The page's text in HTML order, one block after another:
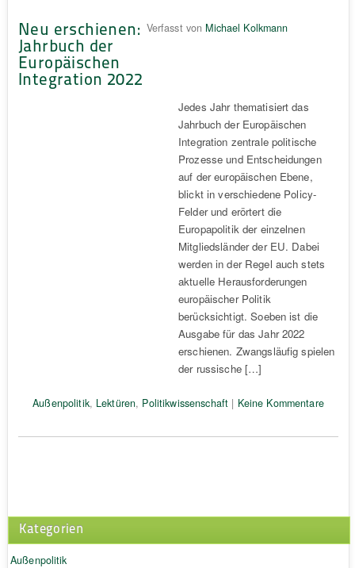
Neu erschienen:
Jahrbuch der
Europäischen
Integration 2022
Verfasst von Michael Kolkmann
Jedes Jahr thematisiert das
Jahrbuch der Europäischen
Integration zentrale politische
Prozesse und Entscheidungen
auf der europäischen Ebene,
blickt in verschiedene Policy-
Felder und erörtert die
Europapolitik der einzelnen
Mitgliedsländer der EU. Dabei
werden in der Regel auch stets
aktuelle Herausforderungen
europäischer Politik
berücksichtigt. Soeben ist die
Ausgabe für das Jahr 2022
erschienen. Zwangsläufig spielen
der russische […]
Außenpolitik, Lektüren, Politikwissenschaft | Keine Kommentare
Kategorien
Außenpolitik